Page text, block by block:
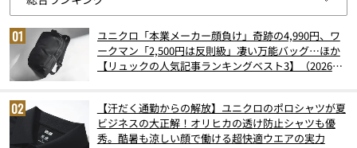
ユニクロ「本業メーカー顔負け」奇跡の4,990円、ワ
ークマン「2,500円は反則級」凄い万能バッグ…ほか
【リュックの人気記事ランキングベスト3】（2026年
【汗だく通勤からの解放】ユニクロのポロシャツが夏
ビジネスの大正解！オリヒカの透け防止シャツも優
秀。酷暑も涼しい顔で働ける超快適ウエアの実力